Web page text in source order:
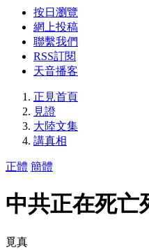
按日瀏覽
網上投稿
聯繫我們
RSS訂閱
天音播客
正見首頁
見證
大陸文集
講真相
正體 簡體
中共正在死亡
覓真